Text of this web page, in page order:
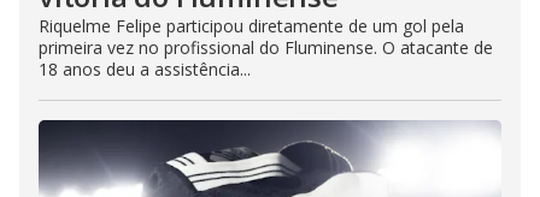
Riquelme Felipe participou diretamente de um gol pela
primeira vez no profissional do Fluminense. O atacante de
18 anos deu a assistência...